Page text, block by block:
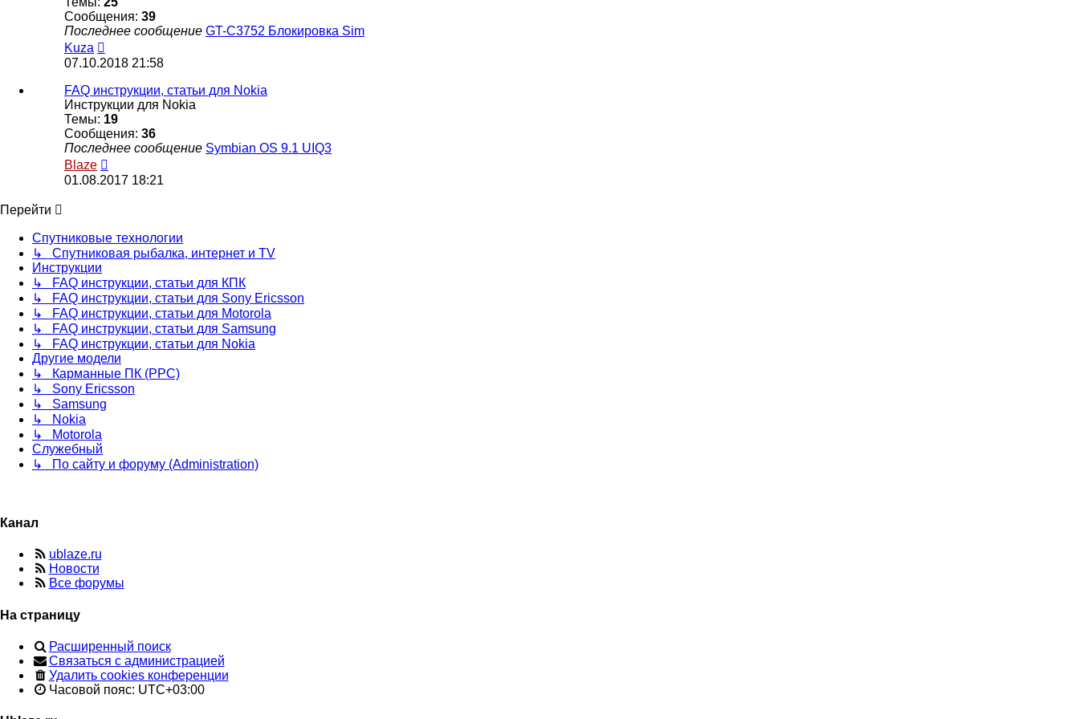
Сообщения: 39
Последнее сообщение GT-C3752 Блокировка Sim
Kuza
к
сообщению
07.10.2018 21:58
FAQ инструкции, статьи для Nokia
Инструкции для Nokia
Темы: 19
Сообщения: 36
Последнее сообщение Symbian OS 9.1 UIQ3
Blaze
к
01.08.2017 18:21
Перейти
Спутниковые технологии
↳ Спутниковая рыбалка, интернет и TV
Инструкции
↳ FAQ инструкции, статьи для КПК
↳ FAQ инструкции, статьи для Sony Ericsson
↳ FAQ инструкции, статьи для Motorola
↳ FAQ инструкции, статьи для Samsung
↳ FAQ инструкции, статьи для Nokia
Другие модели
↳ Карманные ПК (PPC)
↳ Sony Ericsson
↳ Samsung
↳ Nokia
↳ Motorola
Служебный
↳ По сайту и форуму (Administration)
Канал
ublaze.ru
Новости
Все форумы
На страницу
Расширенный поиск
Связаться с администрацией
Удалить cookies конференции
Часовой пояс: UTC+03:00